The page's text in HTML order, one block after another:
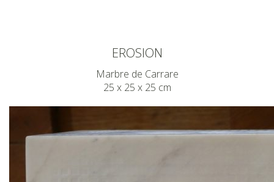
EROSION
Marbre de Carrare
25 x 25 x 25 cm